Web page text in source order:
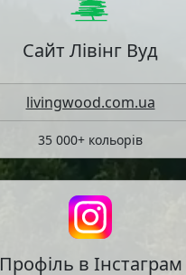
Сайт Лівінг Вуд
livingwood.com.ua
35 000+ кольорів
Профіль в Інстаграм